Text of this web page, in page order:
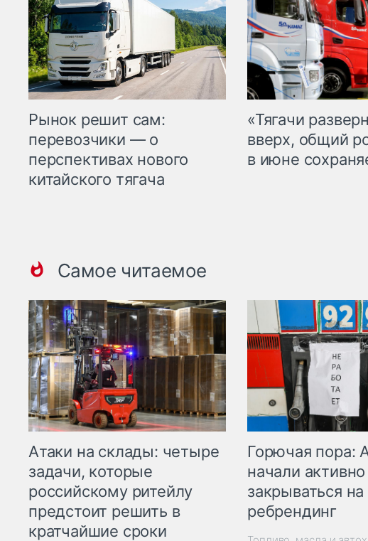
Рынок решит сам:
перевозчики — о
перспективах нового
китайского тягача
«Тягачи
вверх, общий
в июне
Самое читаемое
Атаки на склады: четыре
задачи, которые
российскому ритейлу
предстоит решить в
кратчайшие сроки
Горючая пора:
начали активно
закрываться
ребрендинг